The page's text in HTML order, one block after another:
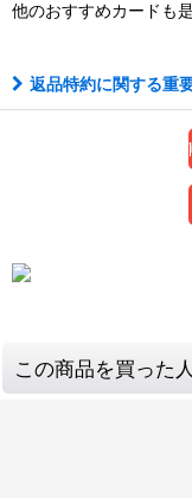
他のおすすめカードも
返品特約に関する重
この商品を買った